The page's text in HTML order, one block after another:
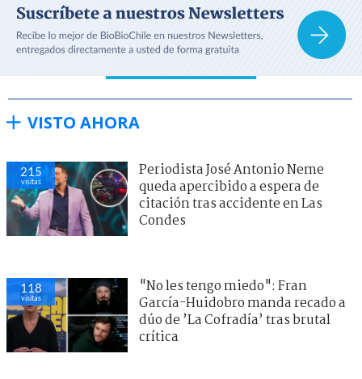
VISTO AHORA
215
visitas
Periodista José Antonio Neme
queda apercibido a espera de
citación tras accidente en Las
Condes
118
visitas
"No les tengo miedo": Fran
García-Huidobro manda recado a
dúo de ’La Cofradía’ tras brutal
crítica